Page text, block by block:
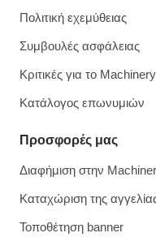
Πολιτική εχεμύθειας
Συμβουλές ασφάλειας
Κριτικές για το
Κατάλογος επωνυμιών
Προσφορές μας
Διαφήμιση στην
Καταχώριση της
Τοποθέτηση banner